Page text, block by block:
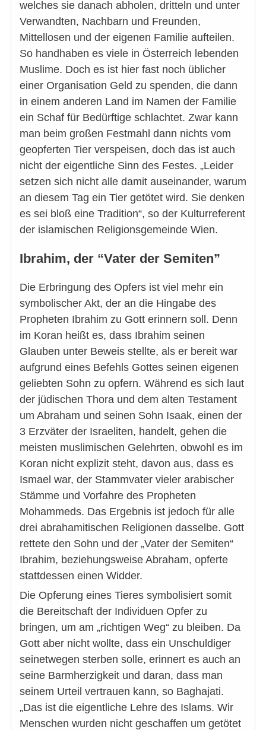
welches sie danach abholen, dritteln und unter
Verwandten, Nachbarn und Freunden,
Mittellosen und der eigenen Familie aufteilen.
So handhaben es viele in Österreich lebenden
Muslime. Doch es ist hier fast noch üblicher
einer Organisation Geld zu spenden, die dann
in einem anderen Land im Namen der Familie
ein Schaf für Bedürftige schlachtet. Zwar kann
man beim großen Festmahl dann nichts vom
geopferten Tier verspeisen, doch das ist auch
nicht der eigentliche Sinn des Festes. „Leider
setzen sich nicht alle damit auseinander, warum
an diesem Tag ein Tier getötet wird. Sie denken
es sei bloß eine Tradition“, so der Kulturreferent
der islamischen Religionsgemeinde Wien.
Ibrahim, der “Vater der Semiten”
Die Erbringung des Opfers ist viel mehr ein
symbolischer Akt, der an die Hingabe des
Propheten Ibrahim zu Gott erinnern soll. Denn
im Koran heißt es, dass Ibrahim seinen
Glauben unter Beweis stellte, als er bereit war
aufgrund eines Befehls Gottes seinen eigenen
geliebten Sohn zu opfern. Während es sich laut
der jüdischen Thora und dem alten Testament
um Abraham und seinen Sohn Isaak, einen der
3 Erzväter der Israeliten, handelt, gehen die
meisten muslimischen Gelehrten, obwohl es im
Koran nicht explizit steht, davon aus, dass es
Ismael war, der Stammvater vieler arabischer
Stämme und Vorfahre des Propheten
Mohammeds. Das Ergebnis ist jedoch für alle
drei abrahamitischen Religionen dasselbe. Gott
rettete den Sohn und der „Vater der Semiten“
Ibrahim, beziehungsweise Abraham, opferte
stattdessen einen Widder.
Die Opferung eines Tieres symbolisiert somit
die Bereitschaft der Individuen Opfer zu
bringen, um am „richtigen Weg“ zu bleiben. Da
Gott aber nicht wollte, dass ein Unschuldiger
seinetwegen sterben solle, erinnert es auch an
seine Barmherzigkeit und daran, dass man
seinem Urteil vertrauen kann, so Baghajati.
„Das ist die eigentliche Lehre des Islams. Wir
Menschen wurden nicht geschaffen um getötet